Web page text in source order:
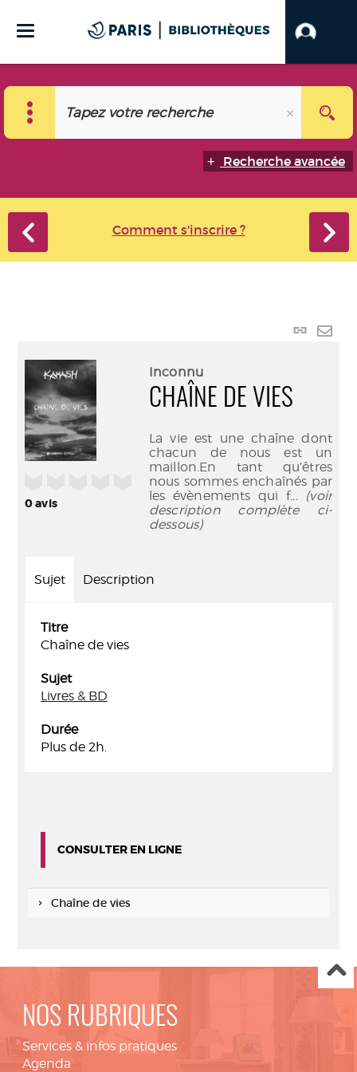
Recherche avancée
Comment s'inscrire ?
Lien
0avis
Inconnu
CHAÎNE DE VIES
La vie est une chaîne dont
chacun de nous est un
maillon.En tant qu’êtres
nous sommes enchaînés par
les évènements qui f... (voir
description complète ci-
dessous)
Sujet Description
Titre
Chaîne de vies
Sujet
Livres & BD
Durée
Plus de 2h.
CONSULTER EN LIGNE
Chaîne de vies
NOS RUBRIQUES
Services & infos pratiques
Agenda